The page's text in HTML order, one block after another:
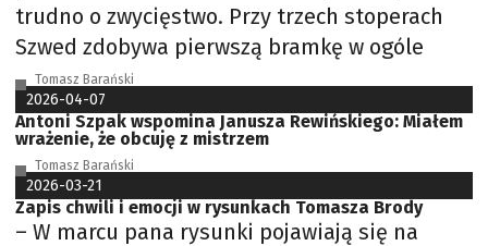
trudno o zwycięstwo. Przy trzech stoperach
Szwed zdobywa pierwszą bramkę w ogóle
Tomasz Barański
2026-04-07
Antoni Szpak wspomina Janusza Rewińskiego: Miałem
wrażenie, że obcuję z mistrzem
Tomasz Barański
2026-03-21
Zapis chwili i emocji w rysunkach Tomasza Brody
– W marcu pana rysunki pojawiają się na